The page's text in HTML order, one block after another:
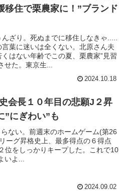
移住で栗農家に！”ブランド
ざり。死ぬまでに移住しなきゃ.....
葉に迷いは全くない。北原さん夫
はない年齢でこの夏、栗農家”見習
せた。東京生...
2024.10.18
会長１０年目の悲願J２昇
”にぎわい”も
ない。前週末のホームゲーム(第26
ーグ昇格史上、最多得点の６得点
位をしっかりキープした。これで10
いよ...
2024.09.02